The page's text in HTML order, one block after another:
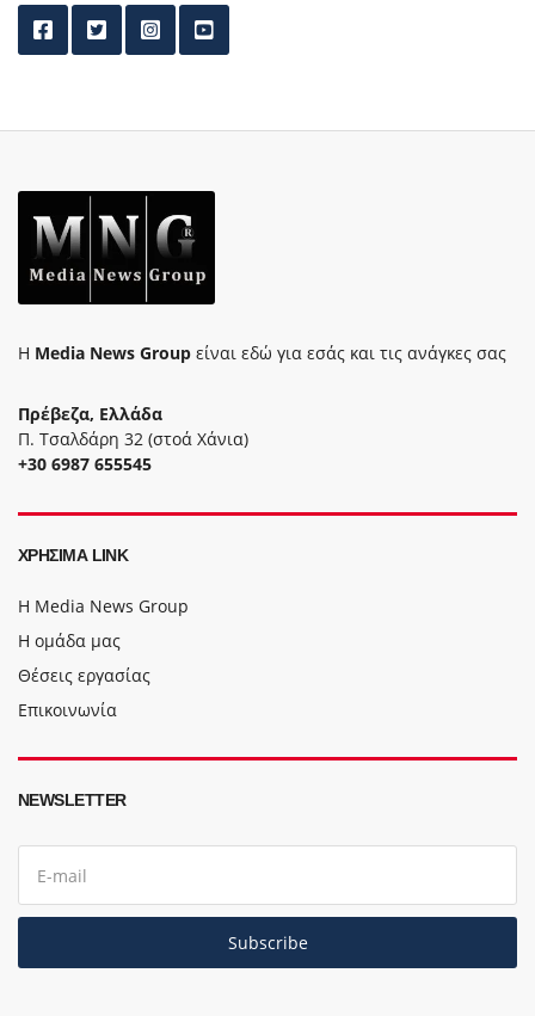
Η Media News Group είναι εδώ για εσάς και τις ανάγκες σας
Πρέβεζα, Ελλάδα
Π. Τσαλδάρη 32 (στοά Χάνια)
+30 6987 655545
ΧΡΉΣΙΜΑ LINK
Η Media News Group
Η ομάδα μας
Θέσεις εργασίας
Επικοινωνία
NEWSLETTER
E
d
Subscribe